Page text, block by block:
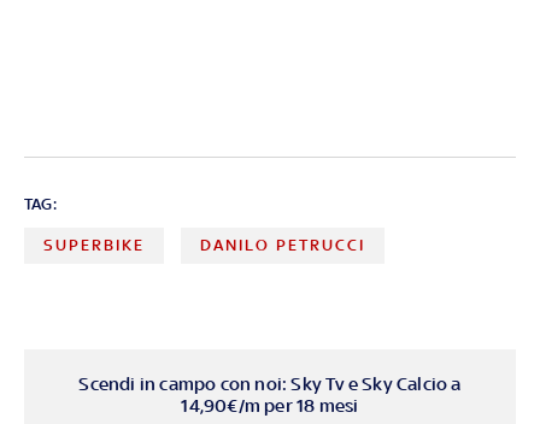
TAG:
SUPERBIKE DANILO PETRUCCI
Scendi in campo con noi: Sky Tv e Sky Calcio a
14,90€/m per 18 mesi